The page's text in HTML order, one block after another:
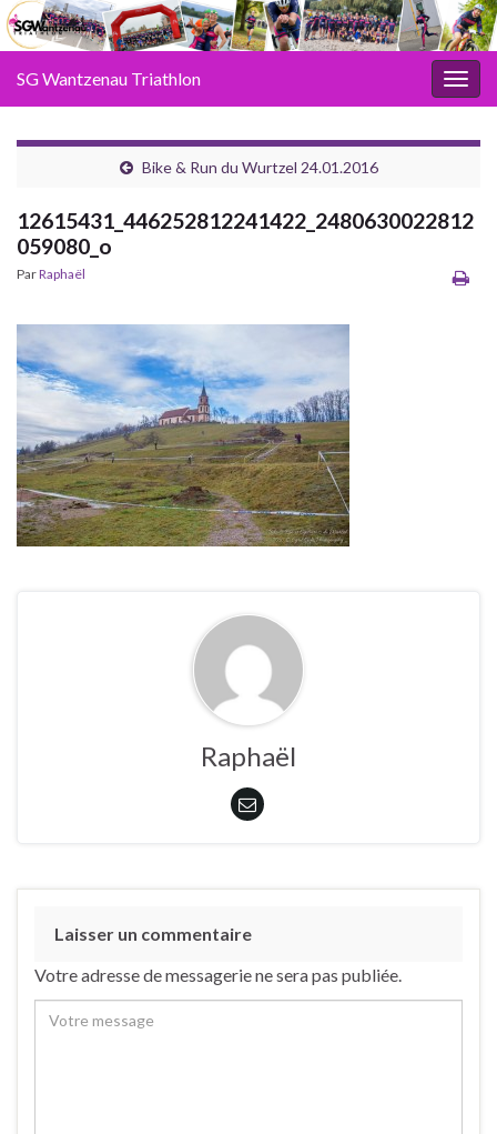
SG Wantzenau Triathlon
Bike & Run du Wurtzel 24.01.2016
12615431_446252812241422_2480630022812
059080_o
ParRaphaël
Raphaël
Laisser un commentaire
Votre adresse de messagerie ne sera pas publiée.